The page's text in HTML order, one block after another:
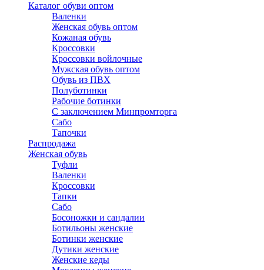
Каталог обуви оптом
Валенки
Женская обувь оптом
Кожаная обувь
Кроссовки
Кроссовки войлочные
Мужская обувь оптом
Обувь из ПВХ
Полуботинки
Рабочие ботинки
С заключением Минпромторга
Сабо
Тапочки
Распродажа
Женская обувь
Туфли
Валенки
Кроссовки
Тапки
Сабо
Босоножки и сандалии
Ботильоны женские
Ботинки женские
Дутики женские
Женские кеды